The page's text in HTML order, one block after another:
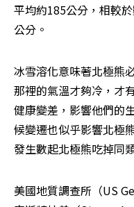
平均約185公分，相較
公分。
冰雪溶化意味著北極熊
那裡的氣溫才夠冷，才
健康變差，影響他們的
候變遷也似乎影響北極
發生數起北極熊吃掉同
美國地質調查所（US